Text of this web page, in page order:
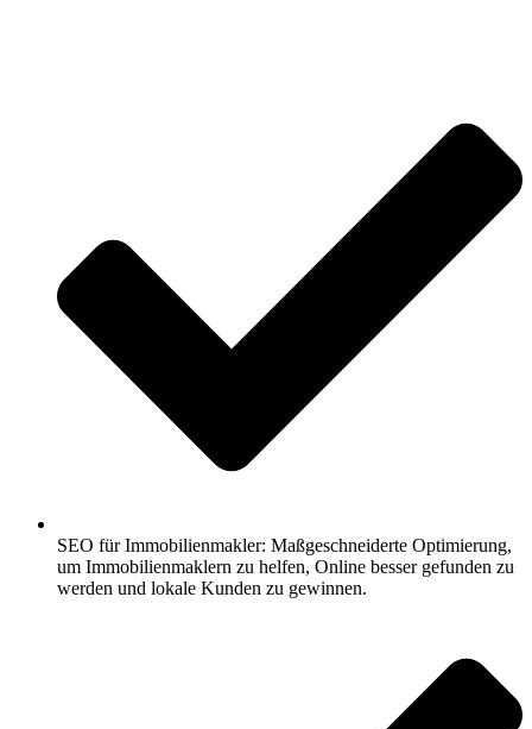
SEO für Immobilienmakler: Maßgeschneiderte Optimierung,
um Immobilienmaklern zu helfen, Online besser gefunden zu
werden und lokale Kunden zu gewinnen.